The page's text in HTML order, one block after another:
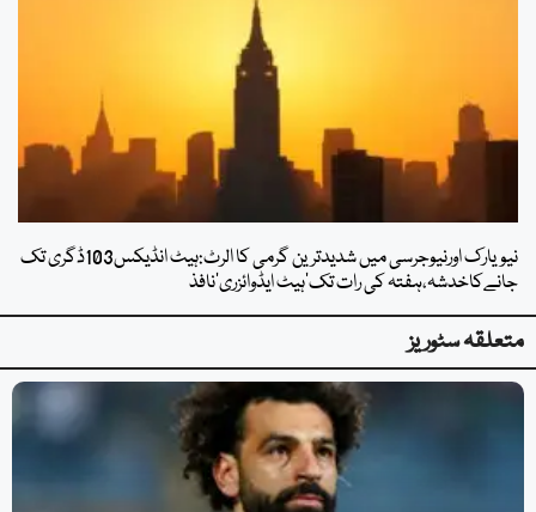
نیویارک اورنیوجرسی میں شدیدترین گرمی کا الرٹ:ہیٹ انڈیکس103ڈگری تک
جانےکاخدشہ،ہفتہ کی رات تک’ہیٹ ایڈوائزری‘نافذ
متعلقہ سٹوریز